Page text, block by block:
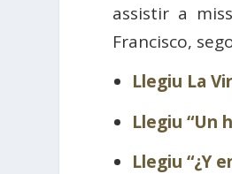
assistir a
Francisco,
Llegiu La
Llegiu “Un
Llegiu “¿Y